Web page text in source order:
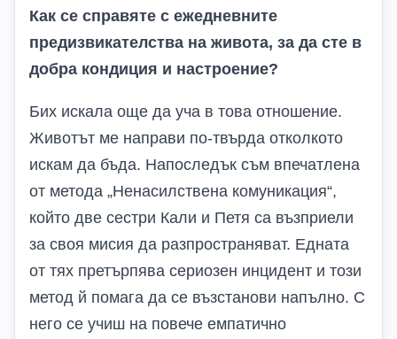
Как се справяте с ежедневните
предизвикателства на живота, за да сте в
добра кондиция и настроение?
Бих искала още да уча в това отношение.
Животът ме направи по-твърда отколкото
искам да бъда. Напоследък съм впечатлена
от метода „Ненасилствена комуникация“,
който две сестри Кали и Петя са възприели
за своя мисия да разпространяват. Едната
от тях претърпява сериозен инцидент и този
метод й помага да се възстанови напълно. С
него се учиш на повече емпатично